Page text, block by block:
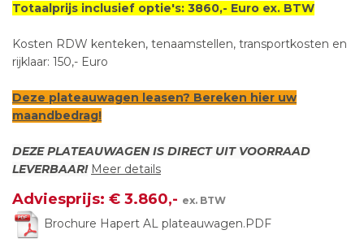
Totaalprijs inclusief optie's: 3860,- Euro ex. BTW
Kosten RDW kenteken, tenaamstellen, transportkosten en
rijklaar: 150,- Euro
Deze plateauwagen leasen? Bereken hier uw
maandbedrag!
DEZE PLATEAUWAGEN IS DIRECT UIT VOORRAAD
LEVERBAAR! Meer details
Adviesprijs: € 3.860,- ex. BTW
Brochure Hapert AL plateauwagen.PDF